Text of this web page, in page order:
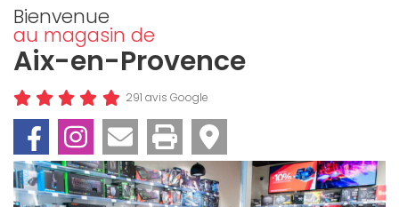
Bienvenue
au magasin de
Aix-en-Provence
291 avis Google